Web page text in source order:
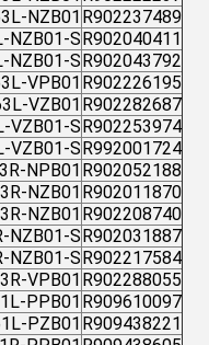
R902237489
NZB01
R902040411
NZB01-S
R902043792
NZB01-S
R902226195
VPB01
R902282687
VZB01
R902253974
VZB01-S
R992001724
VZB01-S
R902052188
NPB01
R902011870
NZB01
R902208740
NZB01
R902031887
NZB01-S
R902217584
NZB01-S
R902288055
VPB01
R909610097
PPB01
R909438221
PZB01